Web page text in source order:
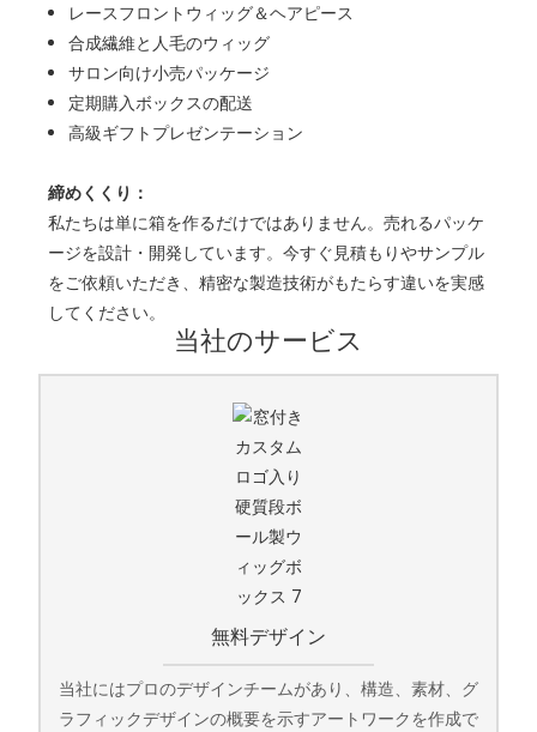
レースフロントウィッグ＆ヘアピース
合成繊維と人毛のウィッグ
サロン向け小売パッケージ
定期購入ボックスの配送
高級ギフトプレゼンテーション
締めくくり：
私たちは単に箱を作るだけではありません。売れるパッケ
ージを設計・開発しています。今すぐ見積もりやサンプル
をご依頼いただき、精密な製造技術がもたらす違いを実感
してください。
当社のサービス
無料デザイン
当社にはプロのデザインチームがあり、構造、素材、グ
ラフィックデザインの概要を示すアートワークを作成で